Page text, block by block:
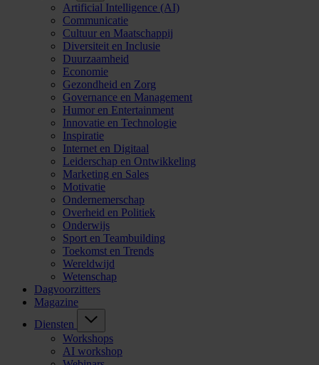
Artificial Intelligence (AI)
Communicatie
Cultuur en Maatschappij
Diversiteit en Inclusie
Duurzaamheid
Economie
Gezondheid en Zorg
Governance en Management
Humor en Entertainment
Innovatie en Technologie
Inspiratie
Internet en Digitaal
Leiderschap en Ontwikkeling
Marketing en Sales
Motivatie
Ondernemerschap
Overheid en Politiek
Onderwijs
Sport en Teambuilding
Toekomst en Trends
Wereldwijd
Wetenschap
Dagvoorzitters
Magazine
Diensten
Workshops
AI workshop